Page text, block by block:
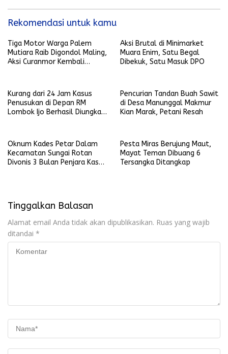
Rekomendasi untuk kamu
Tiga Motor Warga Palem
Mutiara Raib Digondol Maling,
Aksi Curanmor Kembali
Aksi Brutal di Minimarket
Muara Enim, Satu Begal
Dibekuk, Satu Masuk DPO
Kurang dari 24 Jam Kasus
Penusukan di Depan RM
Lombok Ijo Berhasil Diungkap,
Pencurian Tandan Buah Sawit
di Desa Manunggal Makmur
Kian Marak, Petani Resah
Oknum Kades Petar Dalam
Kecamatan Sungai Rotan
Divonis 3 Bulan Penjara Kasus
Pesta Miras Berujung Maut,
Mayat Teman Dibuang 6
Tersangka Ditangkap
Tinggalkan Balasan
Alamat email Anda tidak akan dipublikasikan. Ruas yang wajib
ditandai *